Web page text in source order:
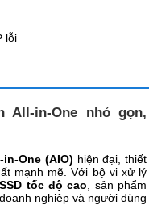
lỗi
All-in-One nhỏ gọn,
in-One (AIO) hiện đại, thiết
mạnh mẽ. Với bộ vi xử lý
tốc độ cao , sản phẩm
nghiệp và người dùng